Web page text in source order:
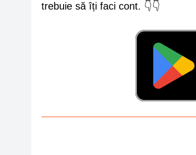
trebuie să îți faci cont. 👇👇